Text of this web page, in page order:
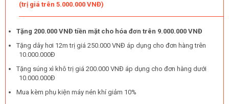
(trị giá trên 5.000.000 VNĐ)
Tặng 200.000 VNĐ tiền mặt cho hóa đơn trên 9.000.000 VNĐ
Tặng dây hơi 12m trị giá 250.000 VNĐ áp dụng cho đơn hàng trên
10.000.000Đ
Tặng súng xì khô trị giá 200.000 VNĐ áp dụng cho đơn hàng dưới
10.000.000Đ
Mua kèm phụ kiện máy nén khí giảm 10%